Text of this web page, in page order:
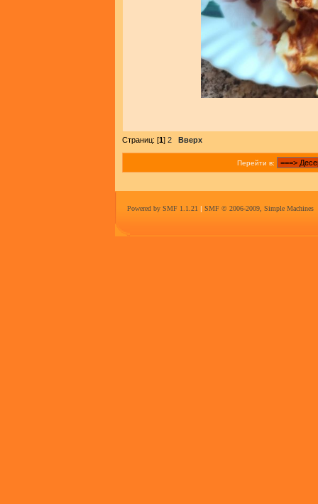
Страниц: [1] 2 Вверх
Перейти в:
Powered by SMF 1.1.21 | SMF © 2006-2009, Simple Machines